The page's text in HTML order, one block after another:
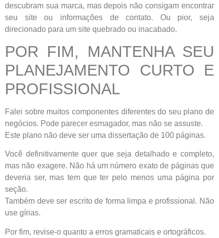
descubram sua marca, mas depois não consigam encontrar
seu site ou informações de contato. Ou pior, seja
direcionado para um site quebrado ou inacabado.
POR FIM, MANTENHA SEU
PLANEJAMENTO CURTO E
PROFISSIONAL
Falei sobre muitos componentes diferentes do seu plano de
negócios. Pode parecer esmagador, mas não se assuste.
Este plano não deve ser uma dissertação de 100 páginas.
Você definitivamente quer que seja detalhado e completo,
mas não exagere. Não há um número exato de páginas que
deveria ser, mas tem que ter pelo menos uma página por
seção.
Também deve ser escrito de forma limpa e profissional. Não
use gírias.
Por fim, revise-o quanto a erros gramaticais e ortográficos.